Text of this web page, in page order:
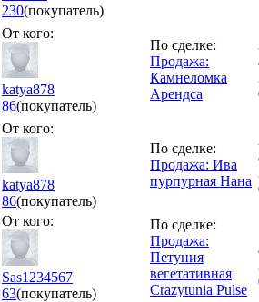
230(покупатель)
От кого:
katya878
86(покупатель)
По сделке:
Продажа:
Камнеломка
Арендса
От кого:
katya878
86(покупатель)
По сделке:
Продажа: Ива
пурпурная Нана
От кого:
Sas1234567
63(покупатель)
По сделке:
Продажа:
Петуния
вегетативная
Crazytunia Pulse